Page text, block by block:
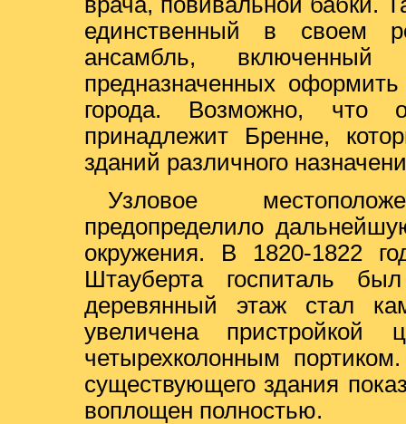
единственный в своем
ансамбль,
предназначенных
города. Возможно, что
принадлежит Бренне,
зданий различного
Узловое
предопределило
окружения. В 1820-1822
Штауберта госпиталь
деревянный этаж стал
увеличена пристройкой
четырехколонным
существующего здания
воплощен полностью.